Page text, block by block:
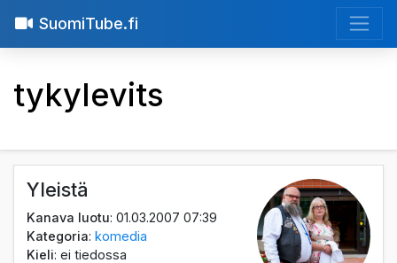
SuomiTube.fi
tykylevits
Yleistä
Kanava luotu: 01.03.2007 07:39
Kategoria:komedia
Kieli: ei tiedossa